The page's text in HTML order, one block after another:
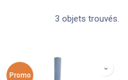
3 objets trouvés.
Promo